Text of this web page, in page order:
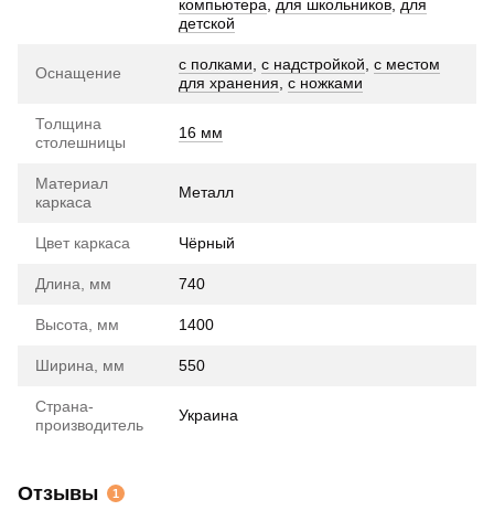
компьютера для школьников для
детской
Оснащение с полками с надстройкой с местом
для хранения с ножками
Толщина
столешницы
16 мм
Материал
каркаса
Металл
Цвет каркаса Чёрный
Длина, мм 740
Высота, мм 1400
Ширина, мм 550
Страна-
производитель
Украина
Отзывы 1